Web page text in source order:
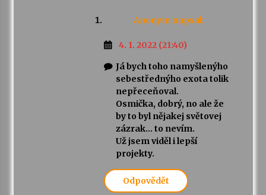
Anonym napsal:
4. 1. 2022 (21:40)
Já bych toho namyšlenýho
sebestřednýho exota tolik
nepřeceňoval.
Osmička, dobrý, no ale že
by to byl nějakej světovej
zázrak… to nevím.
Už jsem viděl i lepší
projekty.
Odpovědět